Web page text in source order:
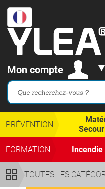
Mon compte
TOUTES LES
PRÉVENTION
FORMATION Incendie